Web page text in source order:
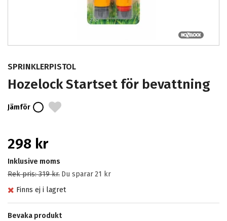
SPRINKLERPISTOL
Hozelock Startset för bevattning
Jämför
298 kr
Inklusive moms
Rek pris:319 kr. Du sparar21 kr
Finns ej i lagret
Bevaka produkt